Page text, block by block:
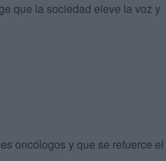
que la sociedad eleve la voz y
oncólogos y que se refuerce el